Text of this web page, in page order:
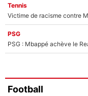
Tennis
PSG
PSG : Mbappé achève le
Football